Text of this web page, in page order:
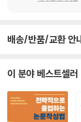
배송/반품/교환 안
이 분야 베스트셀러